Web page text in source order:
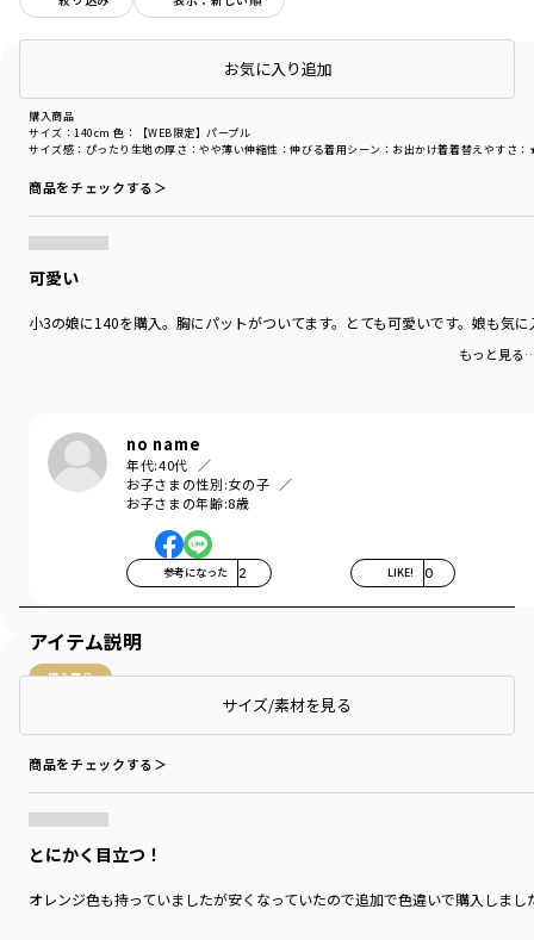
購入商品
サイズ感 ：ぴったり 生地の厚さ ：やや薄い伸縮性 ：伸びる着用シーン ：お出かけ着着替えやすさ
サイズ：140cm 色：【WEB限定】パープル
商品をチェックする＞
可愛い
小3の娘に140を購入。胸にパットがついてます。とても可愛いです。娘も気に
もっと見る
no name
年代:40代
お子さまの性別:女の子
お子さまの年齢:8歳
参考になった 2 LIKE! 0
購入商品
商品をチェックする＞
とにかく目立つ！
オレンジ色も持っていましたが安くなっていたので追加で色違いで購入しま
店頭在庫を確認するお気に入り追加
アイテム説明
サイズ/素材を見る